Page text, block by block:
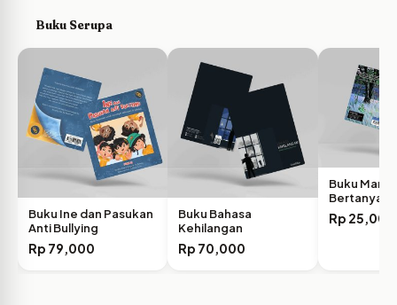
Buku Serupa
Buku Ine dan Pasukan
Anti Bullying
Rp 79,000
Buku Bahasa
Kehilangan
Rp 70,000
Buku
Bertanya
Rp 25,000